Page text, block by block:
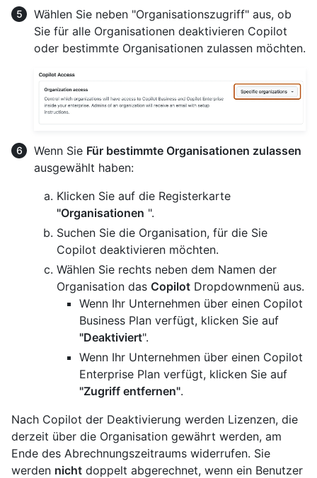
Wählen Sie neben "Organisationszugriff" aus, ob
Sie für alle Organisationen deaktivieren Copilot
oder bestimmte Organisationen zulassen möchten.
Wenn Sie Für bestimmte Organisationen zulassen
ausgewählt haben:
Klicken Sie auf die Registerkarte
"Organisationen ".
Suchen Sie die Organisation, für die Sie
Copilot deaktivieren möchten.
Wählen Sie rechts neben dem Namen der
Organisation das Copilot Dropdownmenü aus.
Wenn Ihr Unternehmen über einen Copilot
Business Plan verfügt, klicken Sie auf
"Deaktiviert".
Wenn Ihr Unternehmen über einen Copilot
Enterprise Plan verfügt, klicken Sie auf
"Zugriff entfernen".
Nach Copilot der Deaktivierung werden Lizenzen, die
derzeit über die Organisation gewährt werden, am
Ende des Abrechnungszeitraums widerrufen. Sie
werden nicht doppelt abgerechnet, wenn ein Benutzer